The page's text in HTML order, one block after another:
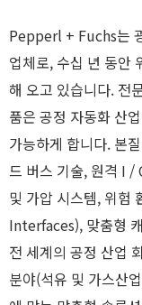
Pepperl + Fuchs는
업체로, 수십 년 동안
해 오고 있습니다. 전
품은 공정 자동화 산
가능하게 합니다. 본
드 버스 기술, 원격 I /
및 가압 시스템, 위
Interfaces), 맞춤형
전 세계의 공정 산업
분야(석유 및 가스산